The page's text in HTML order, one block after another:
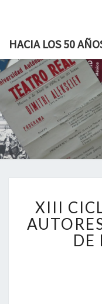
HACIA LOS 50
XIII
DE